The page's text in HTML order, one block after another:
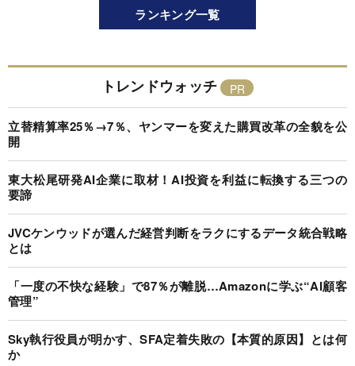
ランキング一覧
トレンドウォッチ
立替精算率25％→7％、ヤンマーを変えた購買改革の全貌を公
開
東大松尾研発AI企業に取材！AI投資を利益に転換する三つの
要諦
JVCケンウッドが選んだ経営判断をラクにするデータ統合戦略
とは
「一度の不快な経験」で87％が離脱…Amazonに学ぶ“AI顧客
管理”
Sky執行役員が明かす、SFA定着失敗の【本質的原因】とは何
か